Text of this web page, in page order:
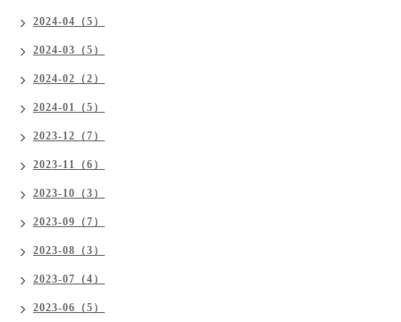
2024-04（5）
2024-03（5）
2024-02（2）
2024-01（5）
2023-12（7）
2023-11（6）
2023-10（3）
2023-09（7）
2023-08（3）
2023-07（4）
2023-06（5）